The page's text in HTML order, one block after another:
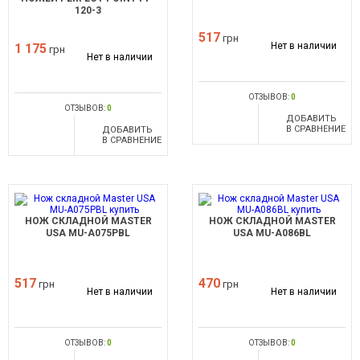
120-3
1 175 грн
Нет в наличии
ОТЗЫВОВ:0
ДОБАВИТЬ
В СРАВНЕНИЕ
517 грн
Нет в наличии
ОТЗЫВОВ:0
ДОБАВИТЬ
В СРАВНЕНИЕ
НОЖ СКЛАДНОЙ MASTER
USA MU-A075PBL
517 грн
Нет в наличии
ОТЗЫВОВ:0
НОЖ СКЛАДНОЙ MASTER
USA MU-A086BL
470 грн
Нет в наличии
ОТЗЫВОВ:0